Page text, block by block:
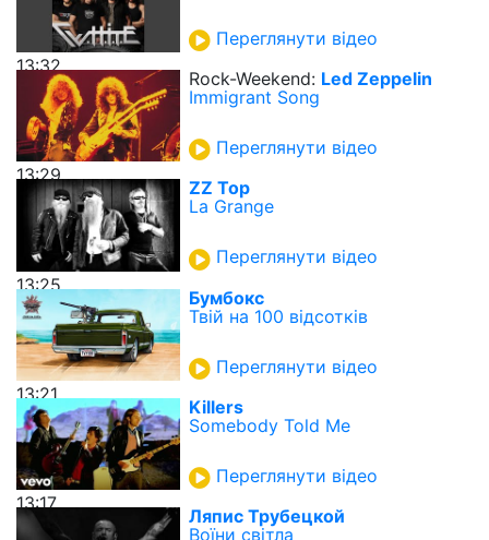
13:32
Переглянути відео
13:29
Rock-Weekend: Led Zeppelin
Immigrant Song
Переглянути відео
13:25
ZZ Top
La Grange
Переглянути відео
13:21
Бумбокс
Твій на 100 відсотків
Переглянути відео
13:17
Killers
Somebody Told Me
Переглянути відео
Ляпис Трубецкой
Воїни світла